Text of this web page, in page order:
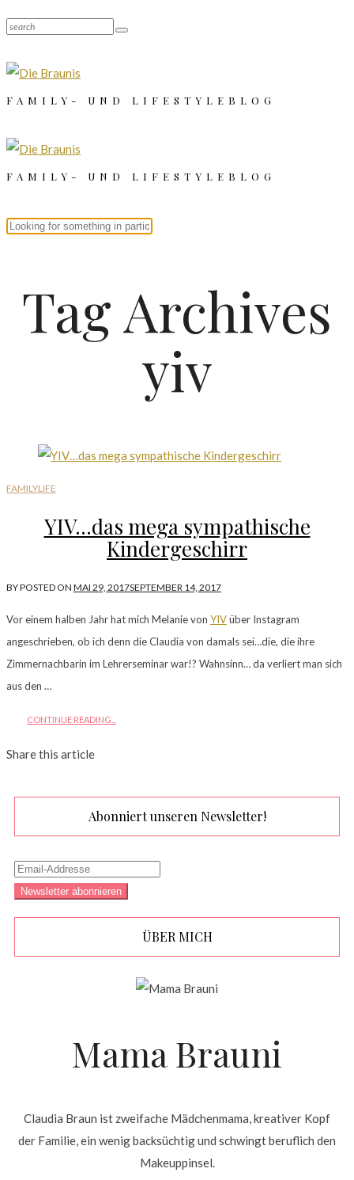
FAMILY- UND LIFESTYLEBLOG
FAMILY- UND LIFESTYLEBLOG
Tag Archives
yiv
FAMILYLIFE
YIV…das mega sympathische
Kindergeschirr
BYPOSTED ON MAI 29, 2017SEPTEMBER 14, 2017
Vor einem halben Jahr hat mich Melanie von YIVüber Instagram
angeschrieben, ob ich denn die Claudia von damals sei…die, die ihre
Zimmernachbarin im Lehrerseminar war!? Wahnsinn… da verliert man sich
aus den …
CONTINUE READING...
Share this article
Abonniert unseren Newsletter!
ÜBER MICH
Mama Brauni
Claudia Braun ist zweifache Mädchenmama, kreativer Kopf
der Familie, ein wenig backsüchtig und schwingt beruflich den
Makeuppinsel.